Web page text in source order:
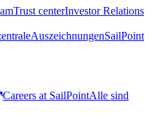
Trust centerInvestor Relations
AuszeichnungenSailPoint
Careers at SailPointAlle sind